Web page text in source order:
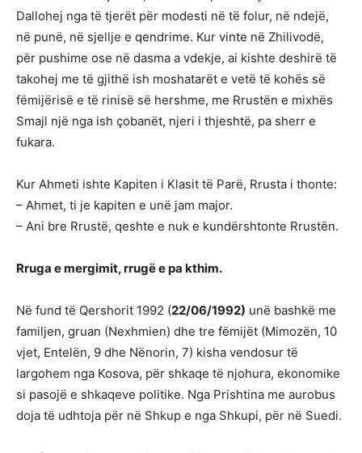
Dallohej nga të tjerët për modesti në të folur, në ndejë,
në punë, në sjellje e qendrime. Kur vinte në Zhilivodë,
për pushime ose në dasma a vdekje, ai kishte deshirë të
takohej me të gjithë ish moshatarët e vetë të kohës së
fëmijërisë e të rinisë së hershme, me Rrustën e mixhës
Smajl një nga ish çobanët, njeri i thjeshtë, pa sherr e
fukara.
Kur Ahmeti ishte Kapiten i Klasit të Parë, Rrusta i thonte:
– Ahmet, ti je kapiten e unë jam major.
– Ani bre Rrustë, qeshte e nuk e kundërshtonte Rrustën.
Rruga e mergimit, rrugë e pa kthim.
Në fund të Qershorit 1992 (22/06/1992) unë bashkë me
familjen, gruan (Nexhmien) dhe tre fëmijët (Mimozën, 10
vjet, Entelën, 9 dhe Nënorin, 7) kisha vendosur të
largohem nga Kosova, për shkaqe të njohura, ekonomike
si pasojë e shkaqeve politike. Nga Prishtina me aurobus
doja të udhtoja për në Shkup e nga Shkupi, për në Suedi.